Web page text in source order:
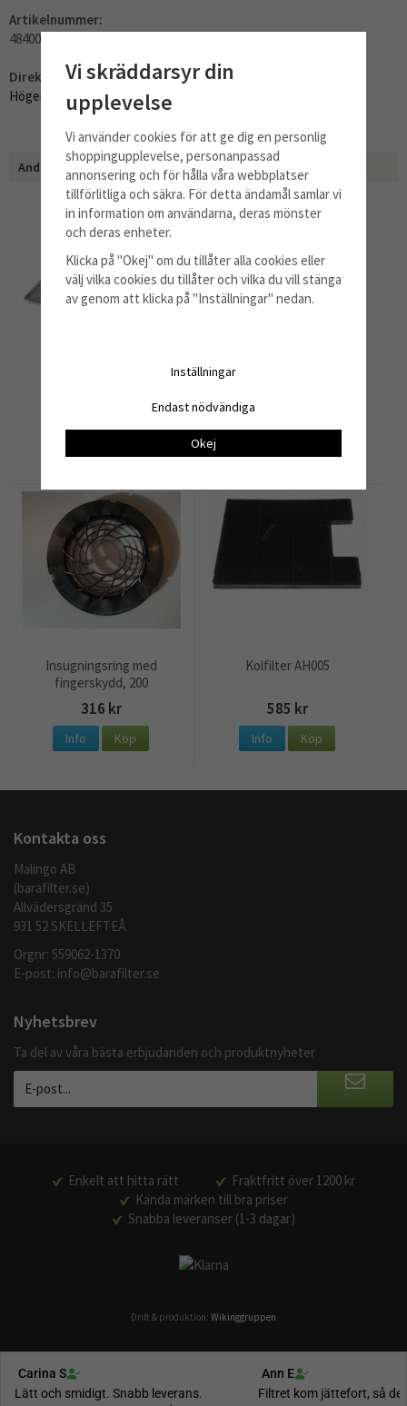
Artikelnummer:
484000008575
Direktlänk:
Högerklicka och kopiera adressen
Andra har även köpt
689 kr
Info Köp
Kompaktlysrör 11 W
149 kr
Info Köp
Insugningsring med
fingerskydd, 200
316 kr
Info Köp
Kolfilter AH005
585 kr
Info Köp
Kontakta oss
Malingo AB
(barafilter.se)
Allvädersgränd 35
931 52 SKELLEFTEÅ
Orgnr: 559062-1370
E-post: info@barafilter.se
Nyhetsbrev
Ta del av våra bästa erbjudanden och produktnyheter
Enkelt att hitta rätt
Fraktfritt över 1200 kr
Kända märken till bra priser
Snabba leveranser (1-3 dagar)
Drift & produktion: Wikinggruppen
Vi skräddarsyr din
upplevelse
Vi använder cookies för att ge dig en personlig
shoppingupplevelse, personanpassad
annonsering och för hålla våra webbplatser
tillförlitliga och säkra. För detta ändamål samlar vi
in information om användarna, deras mönster
och deras enheter.
Klicka på "Okej" om du tillåter alla cookies eller
välj vilka cookies du tillåter och vilka du vill stänga
av genom att klicka på "Inställningar" nedan.
Inställningar
Endast nödvändiga
Okej